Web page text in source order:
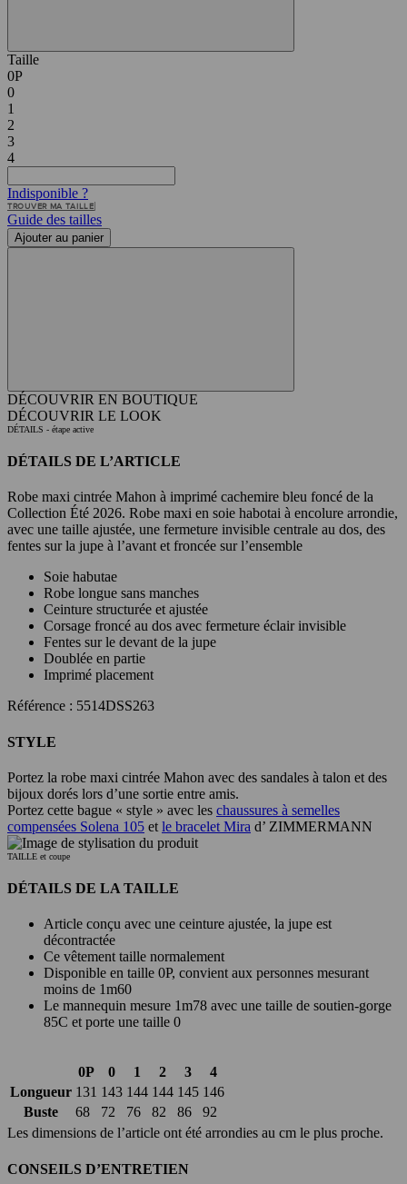
Taille
0P
0
1
2
3
4
Indisponible ?
TROUVER MA TAILLE
Guide des tailles
Ajouter au panier
DÉCOUVRIR EN BOUTIQUE
DÉCOUVRIR LE LOOK
DÉTAILS - étape active
DÉTAILS DE L’ARTICLE
Robe maxi cintrée Mahon à imprimé cachemire bleu foncé de la
Collection Été 2026. Robe maxi en soie habotai à encolure arrondie,
avec une taille ajustée, une fermeture invisible centrale au dos, des
fentes sur la jupe à l’avant et froncée sur l’ensemble
Soie habutae
Robe longue sans manches
Ceinture structurée et ajustée
Corsage froncé au dos avec fermeture éclair invisible
Fentes sur le devant de la jupe
Doublée en partie
Imprimé placement
Référence : 5514DSS263
STYLE
Portez la robe maxi cintrée Mahon avec des sandales à talon et des
bijoux dorés lors d’une sortie entre amis.
Portez cette bague « style » avec les chaussures à semelles
compensées Solena 105 et le bracelet Mira d’ ZIMMERMANN
TAILLE et coupe
DÉTAILS DE LA TAILLE
Article conçu avec une ceinture ajustée, la jupe est
décontractée
Ce vêtement taille normalement
Disponible en taille 0P, convient aux personnes mesurant
moins de 1m60
Le mannequin mesure 1m78 avec une taille de soutien-gorge
85C et porte une taille 0
0P 0 1 2 3
4
Longueur 131 143 144 144 145 146
Buste
68 72 76 82 86
92
Les dimensions de l’article ont été arrondies au cm le plus proche.
CONSEILS D’ENTRETIEN